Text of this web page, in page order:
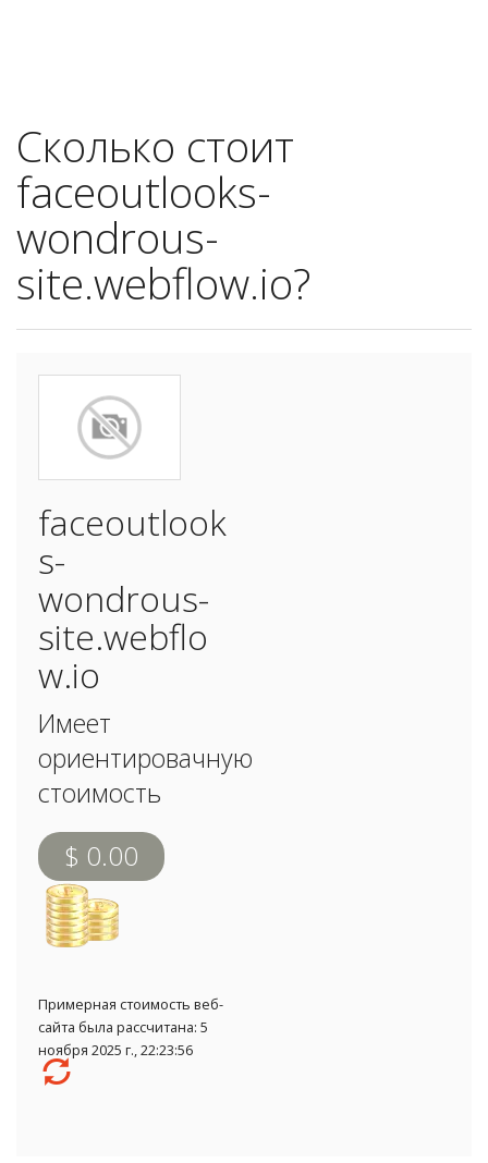
Сколько стоит
faceoutlooks-
wondrous-
site.webflow.io?
faceoutlook
s-
wondrous-
site.webflo
w.io
Имеет
ориентировачную
стоимость
$ 0.00
Примерная стоимость веб-
сайта была рассчитана: 5
ноября 2025 г., 22:23:56